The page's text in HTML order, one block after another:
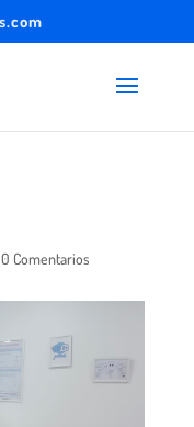
0 Comentarios